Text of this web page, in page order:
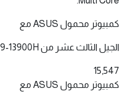
كمبيوتر محمول ASUS مع
الجيل الثالث عشر من Intel® Core™ i9-13900H
15,547
كمبيوتر محمول ASUS مع